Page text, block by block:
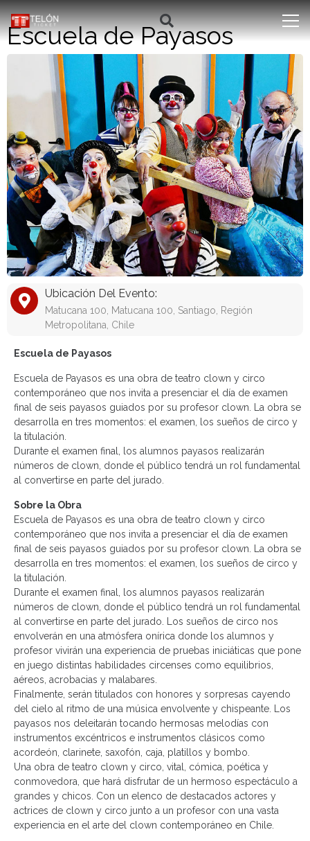
Escuela de Payasos
Ubicación Del Evento:
Matucana 100, Matucana 100, Santiago, Región
Metropolitana, Chile
Escuela de Payasos
Escuela de Payasos es una obra de teatro clown y circo
contemporáneo que nos invita a presenciar el día de examen
final de seis payasos guiados por su profesor clown. La obra se
desarrolla en tres momentos: el examen, los sueños de circo y
la titulación.
Durante el examen final, los alumnos payasos realizarán
números de clown, donde el público tendrá un rol fundamental
al convertirse en parte del jurado.
Sobre la Obra
Escuela de Payasos es una obra de teatro clown y circo
contemporáneo que nos invita a presenciar el día de examen
final de seis payasos guiados por su profesor clown. La obra se
desarrolla en tres momentos: el examen, los sueños de circo y
la titulación.
Durante el examen final, los alumnos payasos realizarán
números de clown, donde el público tendrá un rol fundamental
al convertirse en parte del jurado. Los sueños de circo nos
envolverán en una atmósfera onírica donde los alumnos y
profesor vivirán una experiencia de pruebas iniciáticas que pone
en juego distintas habilidades circenses como equilibrios,
aéreos, acrobacias y malabares.
Finalmente, serán titulados con honores y sorpresas cayendo
del cielo al ritmo de una música envolvente y chispeante. Los
payasos nos deleitarán tocando hermosas melodías con
instrumentos excéntricos e instrumentos clásicos como
acordeón, clarinete, saxofón, caja, platillos y bombo.
Una obra de teatro clown y circo, vital, cómica, poética y
conmovedora, que hará disfrutar de un hermoso espectáculo a
grandes y chicos. Con un elenco de destacados actores y
actrices de clown y circo junto a un profesor con una vasta
experiencia en el arte del clown contemporáneo en Chile.